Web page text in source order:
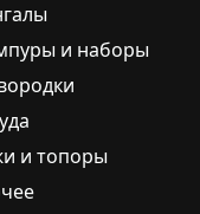
и наборы
и топоры